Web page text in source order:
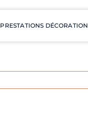
PRESTATIONS DÉCORATION